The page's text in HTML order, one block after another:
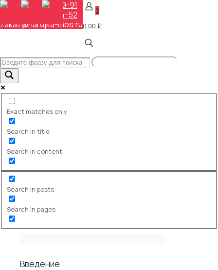
+7 (495) 648-69-91
+7 (495) 268-04-52
zakaz@narujka-mos.ru
0
0.00 ₽
Exact matches only
Search in title
Search in content
Search in posts
Search in pages
Информационные стенды:
использования
База знаний
Для консультации и заказа звоните:
Введение